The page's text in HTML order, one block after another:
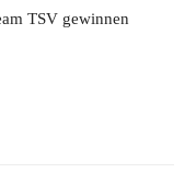
TSV gewinnen